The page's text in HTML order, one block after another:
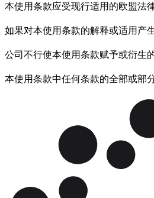
本使用条款应受现行适用的欧盟法
如果对本使用条款的解释或适用产
公司不行使本使用条款赋予或衍生
本使用条款中任何条款的全部或部